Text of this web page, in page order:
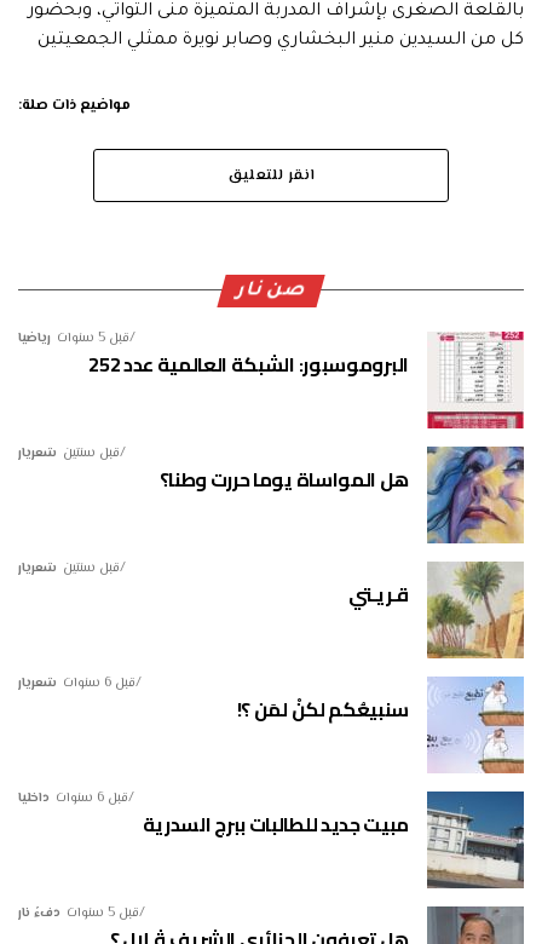
بالقلعة الصغرى بإشراف المدربة المتميزة منى التواتي، وبحضور
كل من السيدين منير البخشاري وصابر نويرة ممثلي الجمعيتين
مواضيع ذات صلة:
انقر للتعليق
صن نار
رياضيا قبل 5 سنوات
البروموسبور: الشبكة العالمية عدد 252
شعريار قبل سنتين
هل المواساة يوما حررت وطنا؟
شعريار قبل سنتين
قـريـتي
شعريار قبل 6 سنوات
سنبيعُكم لكنْ لمَن ؟!
داخليا قبل 6 سنوات
مبيت جديد للطالبات ببرج السدرية
دفءُ نار قبل 5 سنوات